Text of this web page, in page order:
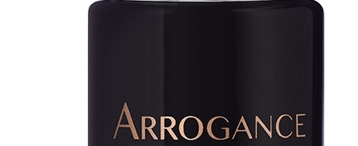
Bb E Cc Cream
Smalto
Smalto Effetti Speciali